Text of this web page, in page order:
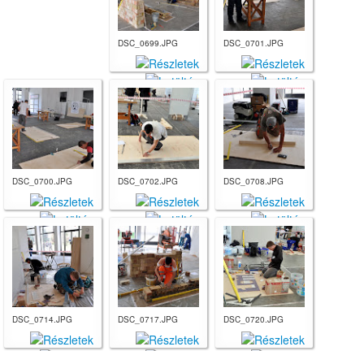
DSC_0699.JPG DSC_0701.JPG
DSC_0700.JPG DSC_0702.JPG DSC_0708.JPG
DSC_0714.JPG DSC_0717.JPG DSC_0720.JPG